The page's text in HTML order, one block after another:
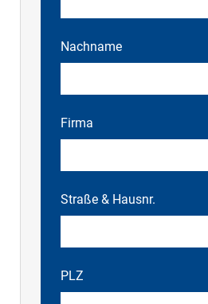
Nachname
Firma
Straße & Hausnr.
PLZ